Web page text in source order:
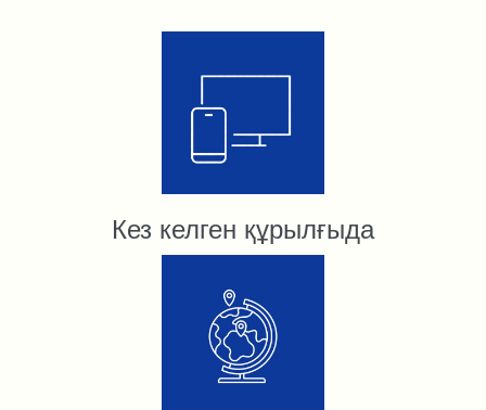
Кез келген құрылғыда